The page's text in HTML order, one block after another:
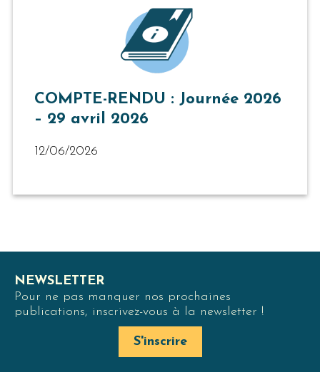
COMPTE-RENDU : Journée 2026
– 29 avril 2026
12/06/2026
NEWSLETTER
Pour ne pas manquer nos prochaines
publications, inscrivez-vous à la newsletter !
S'inscrire